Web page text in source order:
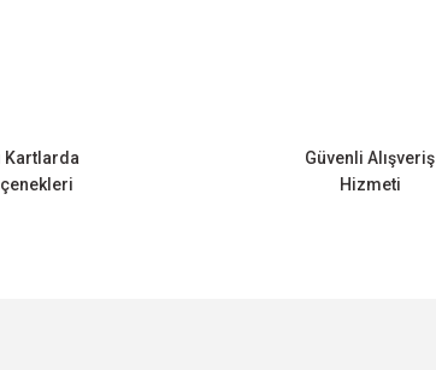
Kartlarda
Güvenli Alışveriş
Hizmeti